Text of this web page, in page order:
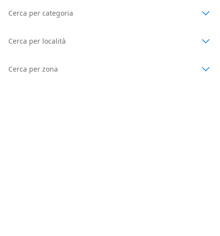
Cerca per categoria
Cerca per località
Cerca per zona